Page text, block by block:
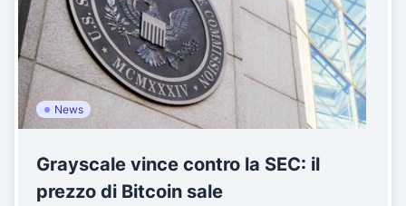
News
Grayscale vince contro la SEC: il
prezzo di Bitcoin sale